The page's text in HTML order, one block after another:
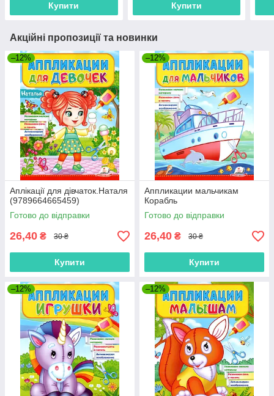
Купити Купити
Акційні пропозиції та новинки
–12%
Аплікації для дівчаток.Наталя
(9789664665459)
Готово до відправки
26,40 ₴ 30 ₴
Купити
–12%
Аппликации мальчикам
Корабль
Готово до відправки
26,40 ₴ 30 ₴
Купити
–12% –12%